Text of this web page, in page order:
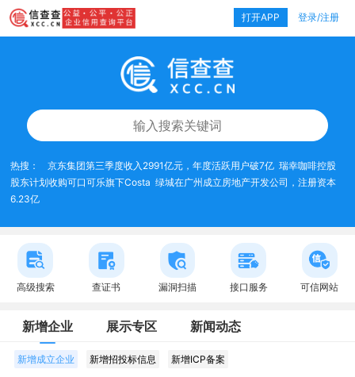
打开APP 登录/注册
热搜： 京东集团第三季度收入2991亿元，年度活跃用户破7亿 瑞幸咖啡控股
股东计划收购可口可乐旗下Costa 绿城在广州成立房地产开发公司，注册资本
6.23亿
高级搜索 查证书 漏洞扫描 接口服务 可信网站
新增企业 展示专区 新闻动态
新增成立企业 新增招投标信息 新增ICP备案